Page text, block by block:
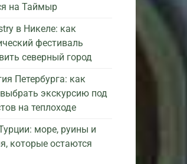
на Таймыр
в Никеле: как
фестиваль
северный город
Петербурга: как
экскурсию под
на теплоходе
море, руины и
которые остаются